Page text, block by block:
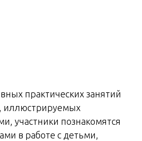
практических занятий
иллюстрируемых
участники познакомятся
в работе с детьми,